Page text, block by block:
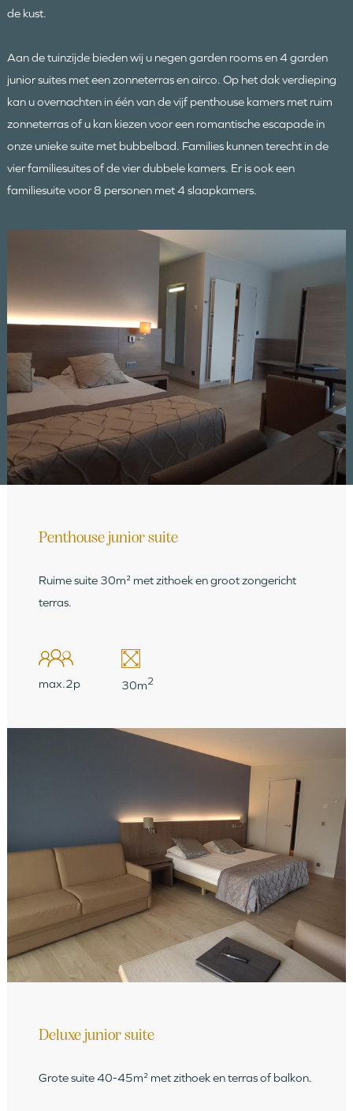
de kust.
Aan de tuinzijde bieden wij u negen garden rooms en 4 garden
junior suites met een zonneterras en airco. Op het dak verdieping
kan u overnachten in één van de vijf penthouse kamers met ruim
zonneterras of u kan kiezen voor een romantische escapade in
onze unieke suite met bubbelbad. Families kunnen terecht in de
vier familiesuites of de vier dubbele kamers. Er is ook een
familiesuite voor 8 personen met 4 slaapkamers.
Penthouse junior suite
Ruime suite 30m² met zithoek en groot zongericht
terras.
max.2p 30m2
Deluxe junior suite
Grote suite 40-45m² met zithoek en terras of balkon.